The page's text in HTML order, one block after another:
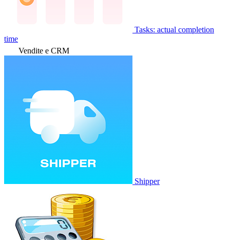
Tasks: actual completion
time
Vendite e CRM
Shipper